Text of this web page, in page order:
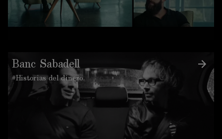
Banc Sabadell
#Historias del dinero.